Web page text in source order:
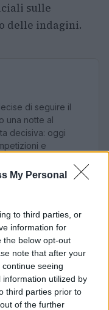
My Personal
to third parties, or
information for
the below opt-out
note that after your
seeing
utilized by
third parties prior to
of the further
sulle
delle indagini.
di seguire il
una notte al
decisiva: oggi
e
di quella